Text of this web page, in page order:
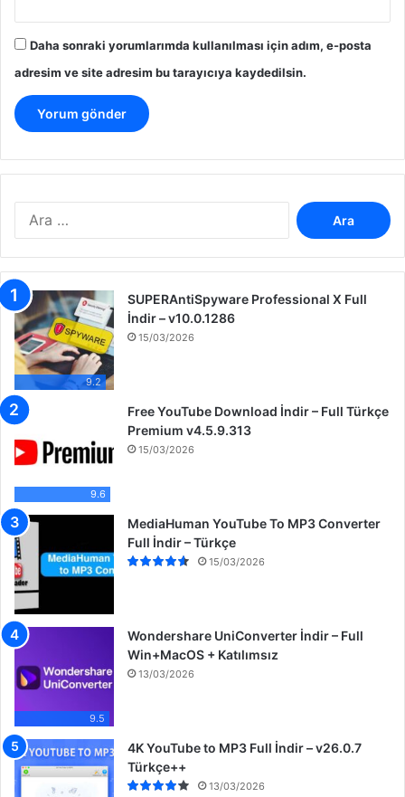
Daha sonraki yorumlarımda kullanılması için adım, e-posta
adresim ve site adresim bu tarayıcıya kaydedilsin.
A
m
:
9.2
SUPERAntiSpyware Professional X Full
İndir – v10.0.1286
15/03/2026
9.6
Free YouTube Download İndir – Full Türkçe
Premium v4.5.9.313
15/03/2026
MediaHuman YouTube To MP3 Converter
Full İndir – Türkçe
15/03/2026
9.5
Wondershare UniConverter İndir – Full
Win+MacOS + Katılımsız
13/03/2026
4K YouTube to MP3 Full İndir – v26.0.7
Türkçe++
13/03/2026